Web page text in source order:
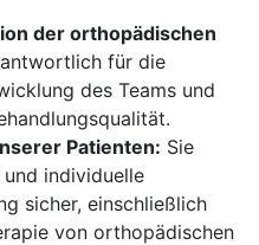
der orthopädischen
für die
des Teams und
Patienten: Sie
individuelle
sicher, einschließlich
von orthopädischen